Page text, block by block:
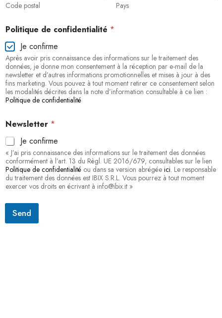
Code postal Pays
Politique de confidentialité *
Je confirme
Après avoir pris connaissance des informations sur le traitement des
données, je donne mon consentement à la réception par e-mail de la
newsletter et d’autres informations promotionnelles et mises à jour à des
fins marketing. Vous pouvez à tout moment retirer ce consentement selon
les modalités décrites dans la note d’information consultable à ce lien :
Politique de confidentialité
Newsletter *
Je confirme
« J’ai pris connaissance des informations sur le traitement des données
conformément à l’art. 13 du Règl. UE 2016/679, consultables sur le lien
Politique de confidentialité ou dans sa version abrégée ici. Le responsable
du traitement des données est IBIX S.R.L. Vous pourrez à tout moment
exercer vos droits en écrivant à info@ibix.it »
Send